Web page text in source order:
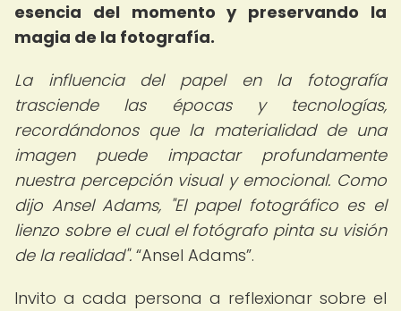
esencia del momento y preservando la
magia de la fotografía.
La influencia del papel en la fotografía
trasciende las épocas y tecnologías,
recordándonos que la materialidad de una
imagen puede impactar profundamente
nuestra percepción visual y emocional. Como
dijo Ansel Adams, "El papel fotográfico es el
lienzo sobre el cual el fotógrafo pinta su visión
de la realidad". Ansel Adams .
Invito a cada persona a reflexionar sobre el